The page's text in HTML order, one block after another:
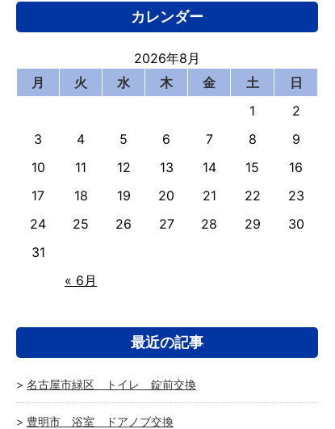
カレンダー
2026年8月
月
火 水 木 金 土 日
« 6月
1
2
3
4 5 6 7 8
9
10
11 12 13 14 15
16
17
18 19 20 21 22
23
24
25 26 27 28 29
30
31
最近の記事
名古屋市緑区 トイレ 錠前交換
豊明市 浴室 ドアノブ交換